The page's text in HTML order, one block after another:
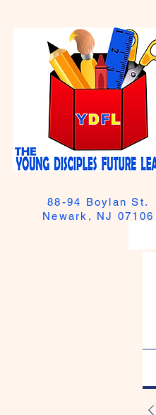
88-94 Boylan St.
Newark, NJ 07106